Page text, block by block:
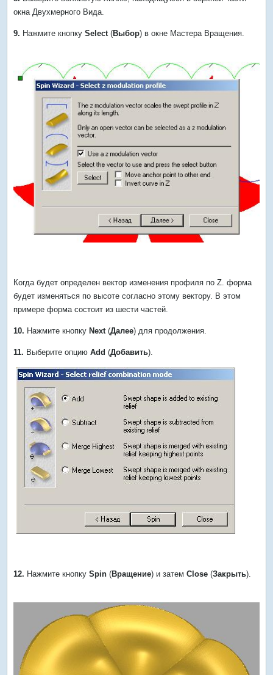
окна Двухмерного Вида.
9. Нажмите кнопкуSelect (Выбор) в окне Мастера Вращения.
Когда будет определен вектор изменения профиля по Z. форма
будет изменяться по высоте согласно этому вектору. В этом
примере форма состоит из шести частей.
10. Нажмите кнопку Next(Далее) для продолжения.
11. Выберите опциюAdd (Добавить).
12. Нажмите кнопкуSpin (Вращение) и затемClose (Закрыть).